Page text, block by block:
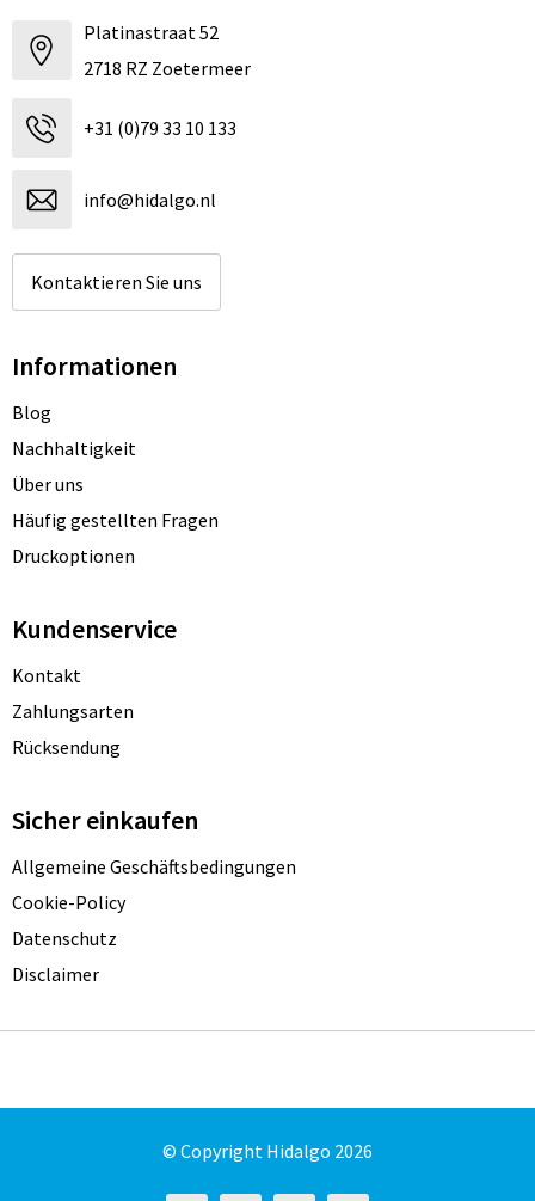
Platinastraat 52
2718 RZ Zoetermeer
+31 (0)79 33 10 133
info@hidalgo.nl
Kontaktieren Sie uns
Informationen
Blog
Nachhaltigkeit
Über uns
Häufig gestellten Fragen
Druckoptionen
Kundenservice
Kontakt
Zahlungsarten
Rücksendung
Sicher einkaufen
Allgemeine Geschäftsbedingungen
Cookie-Policy
Datenschutz
Disclaimer
© Copyright Hidalgo 2026